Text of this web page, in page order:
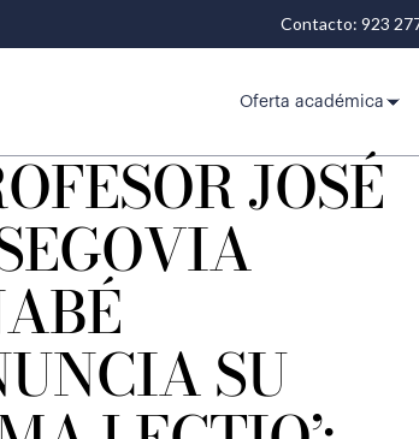
Contacto: 923
Oferta académica
JOSÉ
SU